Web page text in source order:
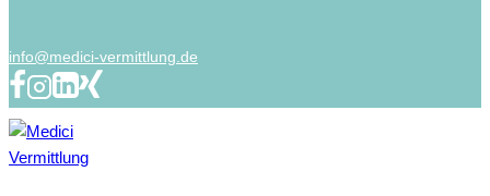
info@medici-vermittlung.de